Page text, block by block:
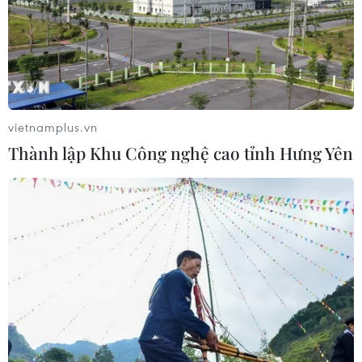
04/08/2026 07:41
Hệ thống y tế đa cực, đưa y tế đến
gần dân
04/08/2026 04:55
Bộ Y tế đề xuất 8 nhóm chính sách
trong sửa đổi Luật hiến, ghép mô,
tạng
03/08/2026 14:44
Quảng Ninh chấm dứt cơ sở giết mổ
động vật không đủ điều kiện trước
31/10
vietnamplus.vn
Thành lập Khu Công nghệ cao tỉnh Hưng Yên